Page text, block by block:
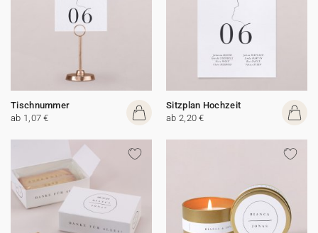
Tischnummer
ab 1,07 €
Sitzplan Hochzeit
ab 2,20 €